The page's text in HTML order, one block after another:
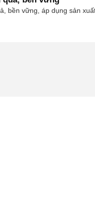
bền vững, áp dụng sản